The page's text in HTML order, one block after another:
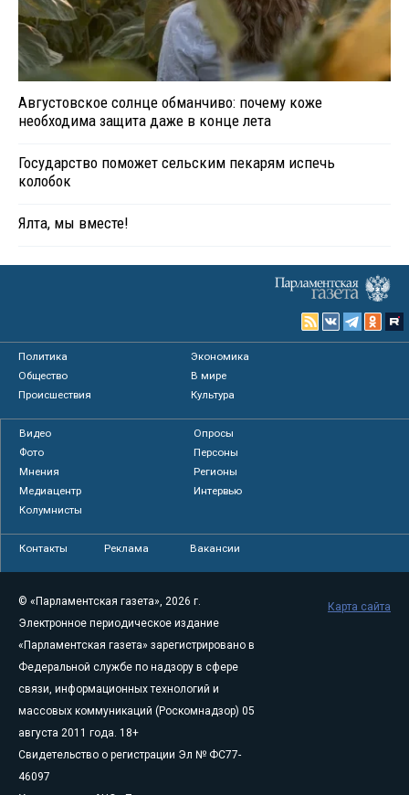
Августовское солнце обманчиво: почему коже
необходима защита даже в конце лета
Государство поможет сельским пекарям испечь
колобок
Ялта, мы вместе!
Политика
Экономика
Общество
В мире
Происшествия
Культура
Видео
Опросы
Фото
Персоны
Мнения
Регионы
Медиацентр
Интервью
Колумнисты
Контакты Реклама Вакансии
© «Парламентская газета», 2026 г.
Электронное периодическое издание
«Парламентская газета» зарегистрировано в
Федеральной службе по надзору в сфере
связи, информационных технологий и
массовых коммуникаций (Роскомнадзор) 05
августа 2011 года. 18+
Свидетельство о регистрации Эл № ФС77-
46097
Карта сайта